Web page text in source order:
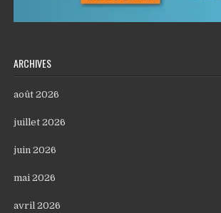
ARCHIVES
août 2026
juillet 2026
juin 2026
mai 2026
avril 2026